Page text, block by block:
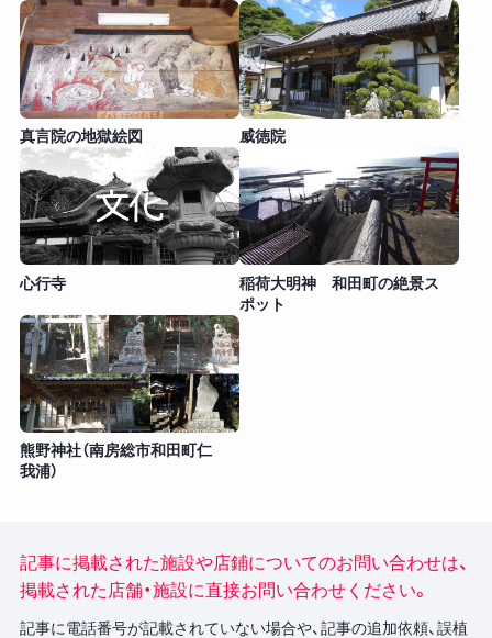
真言院の地獄絵図 威徳院
心行寺
稲荷大明神 和田町の絶景ス
ポット
熊野神社（南房総市和田町仁
我浦）
記事に掲載された施設や店鋪についてのお問い合わせは、
掲載された店舗・施設に直接お問い合わせください。
記事に電話番号が記載されていない場合や、記事の追加依頼、誤植